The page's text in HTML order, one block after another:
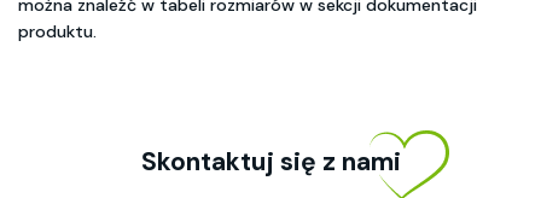
można znaleźć w tabeli rozmiarów w sekcji dokumentacji
produktu.
Skontaktuj się z nami